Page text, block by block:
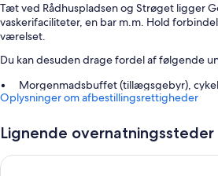
Tæt ved Rådhuspladsen og Strøget ligger
vaskerifaciliteter, en bar m.m. Hold
værelset.
Du kan desuden drage fordel af følgende
Morgenmadsbuffet (tillægsgebyr),
flersproget medarbejderstab
reception
Anmeldelserne fra gæster giver
Oplysninger om afbestillingsrettigheder
Lignende overnatningssteder
CABINN Copenhagen